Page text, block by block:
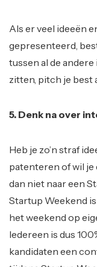
Als er veel ideeën
gepresenteerd,
tussen al de
zitten, pitch je best
5. Denk na over
Heb je zo’n straf
patenteren of wil je
dan niet naar een
Startup Weekend
het weekend op
Iedereen is dus
kandidaten een